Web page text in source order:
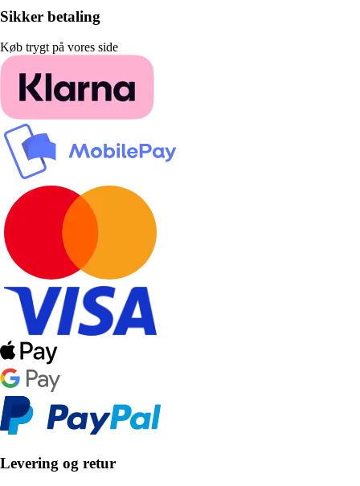
Sikker betaling
Køb trygt på vores side
Levering og retur